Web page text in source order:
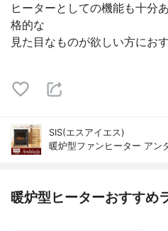
ヒーターとしての機能も十分
格的な
見た目なものが欲しい方にお
SIS(エスアイエス)
暖炉型ファンヒーター アン
暖炉型ヒーターおすすめ